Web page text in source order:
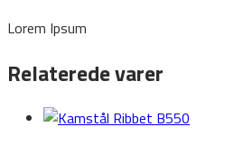
Lorem Ipsum
Relaterede varer